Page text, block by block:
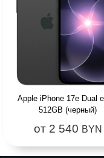
Apple iPhone 17e Dual
512GB (черный)
от 2 540 BYN